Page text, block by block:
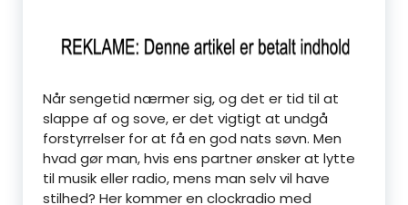
Når sengetid nærmer sig, og det er tid til at
slappe af og sove, er det vigtigt at undgå
forstyrrelser for at få en god nats søvn. Men
hvad gør man, hvis ens partner ønsker at lytte
til musik eller radio, mens man selv vil have
stilhed? Her kommer en clockradio med